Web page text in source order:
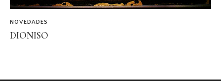
NOVEDADES
DIONISO